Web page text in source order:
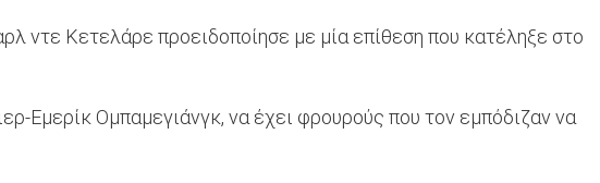
ντε Κετελάρε προειδοποίησε με μία επίθεση που κατέληξε στο
Εμερίκ Ομπαμεγιάνγκ, να έχει φρουρούς που τον εμπόδιζαν να